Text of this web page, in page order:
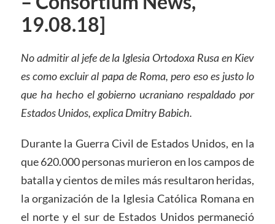
19.08.18]
No admitir al jefe de la Iglesia Ortodoxa Rusa en Kiev
es como excluir al papa de Roma, pero eso es justo lo
que ha hecho el gobierno ucraniano respaldado por
Estados Unidos, explica Dmitry Babich.
Durante la Guerra Civil de Estados Unidos, en la
que 620.000 personas murieron en los campos de
batalla y cientos de miles más resultaron heridas,
la organización de la Iglesia Católica Romana en
el norte y el sur de Estados Unidos permaneció